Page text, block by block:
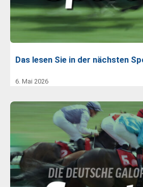
Das lesen Sie in der nächsten
6. Mai 2026